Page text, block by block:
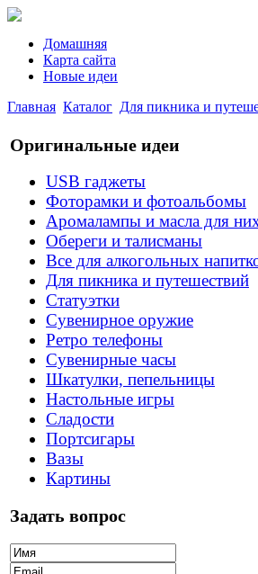
Домашняя
Карта сайта
Новые идеи
Главная Каталог Для пикника и
Оригинальные идеи
USB гаджеты
Фоторамки и фотоальбомы
Аромалампы и масла для
Обереги и талисманы
Все для алкогольных
Для пикника и путешествий
Статуэтки
Сувенирное оружие
Ретро телефоны
Сувенирные часы
Шкатулки, пепельницы
Настольные игры
Сладости
Портсигары
Вазы
Картины
Задать вопрос